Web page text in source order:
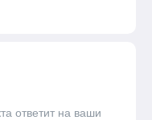
ответит на ваши